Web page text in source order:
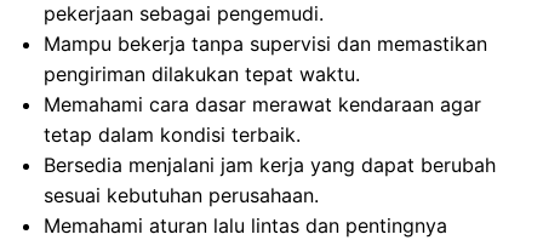
pekerjaan sebagai pengemudi.
Mampu bekerja tanpa supervisi dan memastikan
pengiriman dilakukan tepat waktu.
Memahami cara dasar merawat kendaraan agar
tetap dalam kondisi terbaik.
Bersedia menjalani jam kerja yang dapat berubah
sesuai kebutuhan perusahaan.
Memahami aturan lalu lintas dan pentingnya